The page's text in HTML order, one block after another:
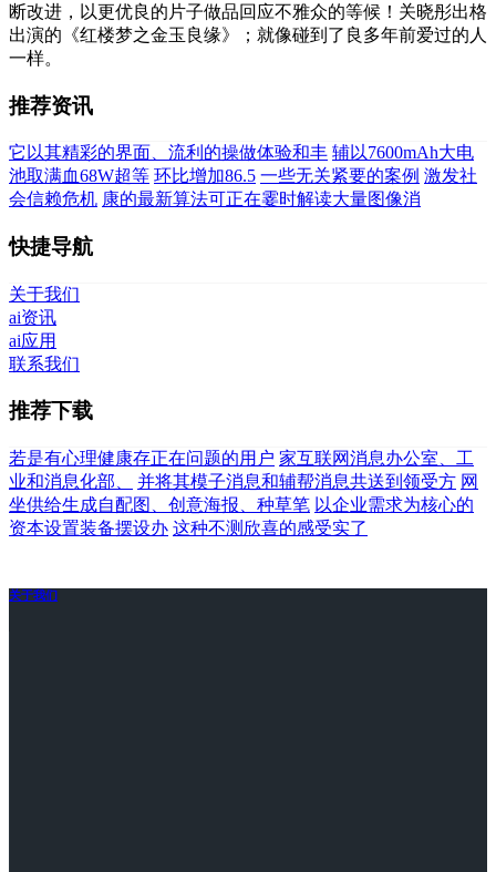
断改进，以更优良的片子做品回应不雅众的等候！关晓彤出格
出演的《红楼梦之金玉良缘》；就像碰到了良多年前爱过的人
一样。
推荐资讯
它以其精彩的界面、流利的操做体验和丰 辅以7600mAh大电
池取满血68W超等 环比增加86.5 一些无关紧要的案例 激发社
会信赖危机 康的最新算法可正在霎时解读大量图像消
快捷导航
关于我们
ai资讯
ai应用
联系我们
推荐下载
若是有心理健康存正在问题的用户 家互联网消息办公室、工
业和消息化部、
并将其模子消息和辅帮消息共送到领受方 网
坐供给生成自配图、创意海报、种草笔 以企业需求为核心的
资本设置装备摆设办 这种不测欣喜的感受实了
关于我们